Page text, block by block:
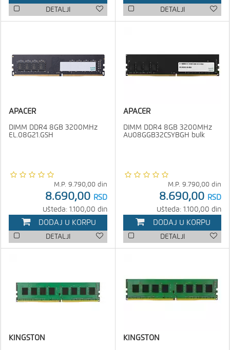
DETALJI DETALJI
APACER
DIMM DDR4 8GB 3200MHz
EL.08G21.GSH
M.P. 9.790,00 din
8.690,00 RSD
Ušteda: 1.100,00 din
DODAJ U KORPU
DETALJI
APACER
DIMM DDR4 8GB 3200MHz
AU08GGB32CSYBGH bulk
M.P. 9.790,00 din
8.690,00 RSD
Ušteda: 1.100,00 din
DODAJ U KORPU
DETALJI
KINGSTON KINGSTON